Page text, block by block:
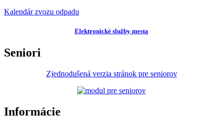
Kalendár zvozu odpadu
Elektronické služby mesta
Seniori
Zjednodušená verzia stránok pre seniorov
Informácie